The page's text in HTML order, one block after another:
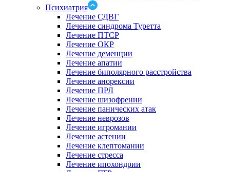
Психиатрия
Лечение СДВГ
Лечение синдрома Туретта
Лечение ПТСР
Лечение ОКР
Лечение деменции
Лечение апатии
Лечение биполярного расстройства
Лечение анорексии
Лечение ПРЛ
Лечение шизофрении
Лечение панических атак
Лечение неврозов
Лечение игромании
Лечение астении
Лечение клептомании
Лечение стресса
Лечение ипохондрии